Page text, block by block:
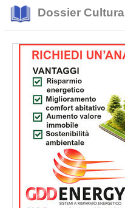
Dossier Cultura